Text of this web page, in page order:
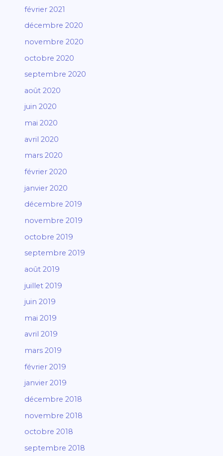
février 2021
décembre 2020
novembre 2020
octobre 2020
septembre 2020
août 2020
juin 2020
mai 2020
avril 2020
mars 2020
février 2020
janvier 2020
décembre 2019
novembre 2019
octobre 2019
septembre 2019
août 2019
juillet 2019
juin 2019
mai 2019
avril 2019
mars 2019
février 2019
janvier 2019
décembre 2018
novembre 2018
octobre 2018
septembre 2018